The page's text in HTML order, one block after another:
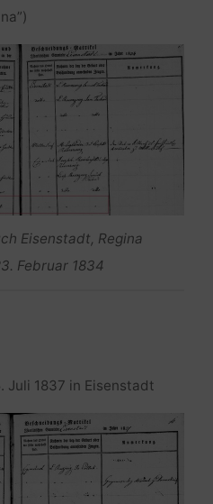
Eisenstadt, Regina
Februar 1834
Juli 1837 in Eisenstadt